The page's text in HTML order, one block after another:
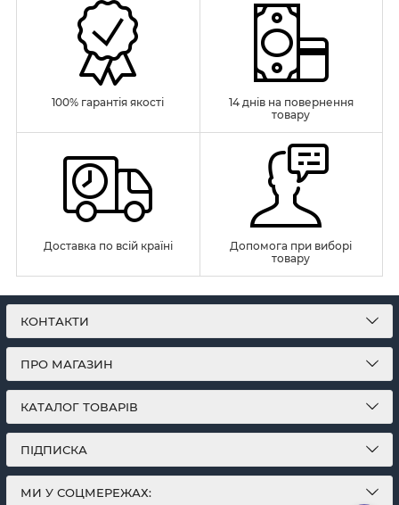
100% гарантія якості
14 днів на повернення
товару
Доставка по всій країні
Допомога при виборі
товару
КОНТАКТИ
ПРО МАГАЗИН
КАТАЛОГ ТОВАРІВ
ПІДПИСКА
МИ У СОЦМЕРЕЖАХ: